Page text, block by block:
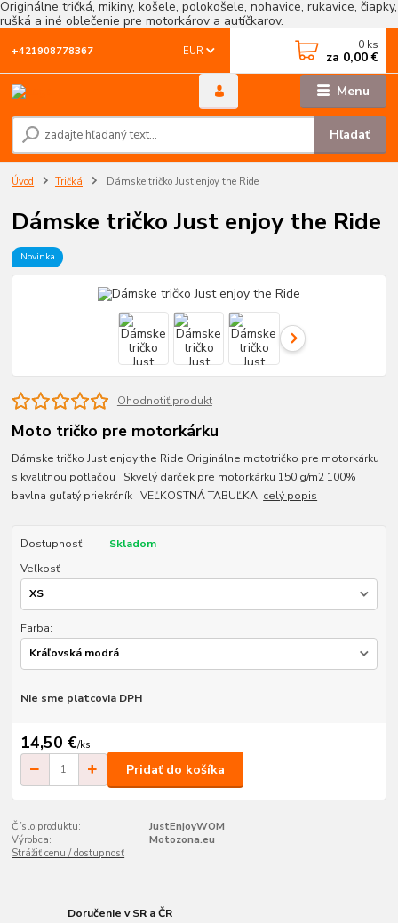
Originálne tričká, mikiny, košele, polokošele, nohavice, rukavice, čiapky,
rušká a iné oblečenie pre motorkárov a autíčkarov.
Menu
EUR
Hľadať
+421908778367 0 ks
za 0,00 €
Úvod Tričká Dámske tričko Just enjoy the Ride
Dámske tričko Just enjoy the Ride
Novinka
Ohodnotiť produkt
Moto tričko pre motorkárku
Dámske tričko Just enjoy the Ride Originálne mototričko pre motorkárku
s kvalitnou potlačou Skvelý darček pre motorkárku 150 g/m2 100%
bavlna guľatý priekrčník VEĽKOSTNÁ TABUĽKA: celý popis
Dostupnosť
Skladom
Veľkosť
Farba:
Nie sme platcovia DPH
14,50 €/ks
Pridať do košíka
Číslo produktu:
JustEnjoyWOM
Výrobca:
Motozona.eu
Strážiť cenu / dostupnosť
Doručenie v SR a ČR